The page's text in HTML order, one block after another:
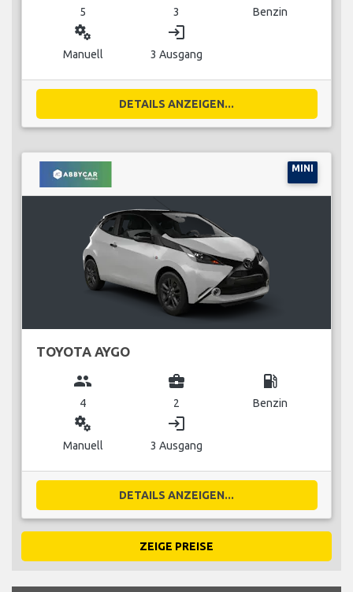
5 3 Benzin
miscellaneous_services
Manuell
login
3 Ausgang
DETAILS ANZEIGEN...
MINI
TOYOTA AYGO
group
4
business_center
2
local_gas_station
Benzin
miscellaneous_services
Manuell
login
3 Ausgang
DETAILS ANZEIGEN...
ZEIGE PREISE